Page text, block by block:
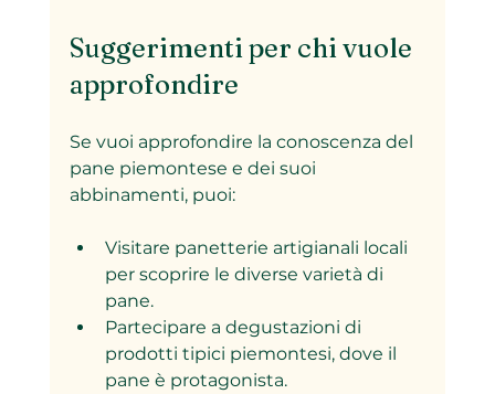
Suggerimenti per chi vuole
approfondire
Se vuoi approfondire la conoscenza del
pane piemontese e dei suoi
abbinamenti, puoi:
Visitare panetterie artigianali locali
per scoprire le diverse varietà di
pane.
Partecipare a degustazioni di
prodotti tipici piemontesi, dove il
pane è protagonista.